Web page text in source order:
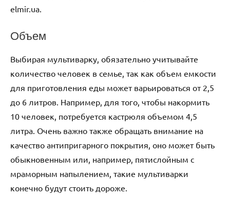
elmir.ua.
Объем
Выбирая мультиварку, обязательно учитывайте
количество человек в семье, так как объем емкости
для приготовления еды может варьироваться от 2,5
до 6 литров. Например, для того, чтобы накормить
10 человек, потребуется кастрюля объемом 4,5
литра. Очень важно также обращать внимание на
качество антипригарного покрытия, оно может быть
обыкновенным или, например, пятислойным с
мраморным напылением, такие мультиварки
конечно будут стоить дороже.